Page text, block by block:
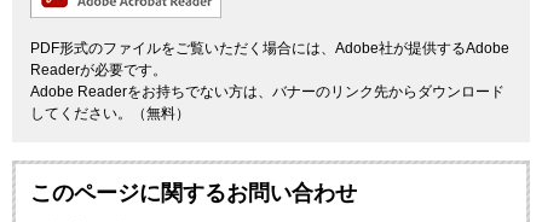
PDF形式のファイルをご覧いただく場合には、Adobe社が提供するAdobe
Readerが必要です。
Adobe Readerをお持ちでない方は、バナーのリンク先からダウンロード
してください。（無料）
このページに関するお問い合わせ